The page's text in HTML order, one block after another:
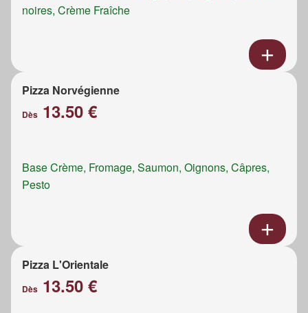
noires, Crème Fraîche
Pizza Norvégienne
Dès 13.50 €
Base Crème, Fromage, Saumon, Oignons, Câpres,
Pesto
Pizza L'Orientale
Dès 13.50 €